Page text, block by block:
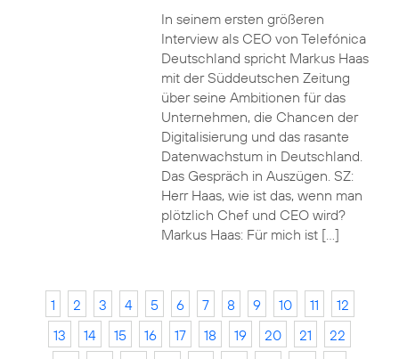
In seinem ersten größeren
Interview als CEO von Telefónica
Deutschland spricht Markus Haas
mit der Süddeutschen Zeitung
über seine Ambitionen für das
Unternehmen, die Chancen der
Digitalisierung und das rasante
Datenwachstum in Deutschland.
Das Gespräch in Auszügen. SZ:
Herr Haas, wie ist das, wenn man
plötzlich Chef und CEO wird?
Markus Haas: Für mich ist […]
1 2 3 4 5 6 7 8 9 10 11
12
13
14 15 16 17 18 19 20 21
22